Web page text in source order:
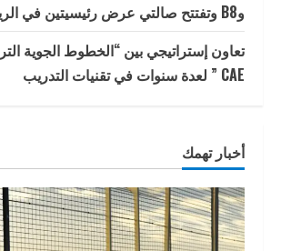
وB8 وتفتتح صالتي عرض رئيسيتين في الرياض وجدة
تعاون إستراتيجي بين “الخطوط الجوية
CAE ” لعدة سنوات في تقنيات التدريب
أخبار تهمك